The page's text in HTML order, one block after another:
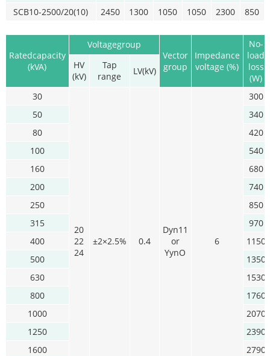
SCB10-2500/20(10)
2450 1300 1050 1050 2300 850
Ratedcapacity
(kVA)
Voltagegroup
Vector
group
Impedance
voltage (%)
No-
load
loss
(W)
HV
(kV)
Tap
range
LV(kV)
30
20
22
24
±2×2.5% 0.4
Dyn11
or
YynO
6
300
50
340
80
420
100
540
160
680
200
740
250
850
315
970
400
1150
500
1350
630
1530
800
1760
1000
2070
1250
2390
1600
2790